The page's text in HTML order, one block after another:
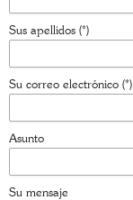
Sus apellidos (*)
Su correo electrónico (*)
Asunto
Su mensaje